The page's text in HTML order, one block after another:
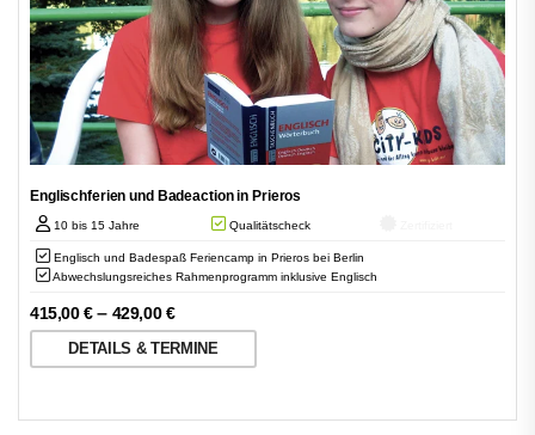
Englischferien und Badeaction in Prieros
10 bis 15 Jahre Qualitätscheck
Englisch und Badespaß Feriencamp in Prieros bei Berlin
Abwechslungsreiches Rahmenprogramm inklusive Englisch
415,00€– 429,00€
DETAILS & TERMINE